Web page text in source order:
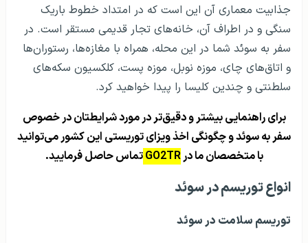
جذابیت معماری آن این است که در امتداد خطوط باریک
سنگی و در اطراف آن، خانه‌های تجار قدیمی مستقر است. در
سفر به سوئد شما در این محله، همراه با مغازه‌ها، رستوران‌ها
و اتاق‌های چای، موزه نوبل، موزه پست، کلکسیون سکه‌­های
سلطنتی و چندین کلیسا را پیدا خواهید کرد.
برای راهنمایی بیشتر و دقیق‌تر در مورد شرایطتان در خصوص
سفر به سوئد و چگونگی اخذ ویزای توریستی این کشور می‌توانید
با متخصصان ما درGO2TRتماس حاصل فرمایید.
انواع توریسم در سوئد
توریسم سلامت در سوئد